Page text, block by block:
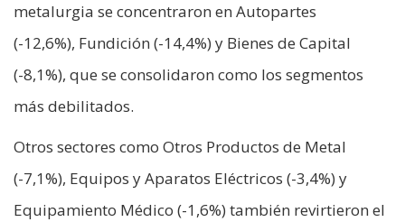
metalurgia se concentraron en Autopartes
(-12,6%), Fundición (-14,4%) y Bienes de Capital
(-8,1%), que se consolidaron como los segmentos
más debilitados.
Otros sectores como Otros Productos de Metal
(-7,1%), Equipos y Aparatos Eléctricos (-3,4%) y
Equipamiento Médico (-1,6%) también revirtieron el